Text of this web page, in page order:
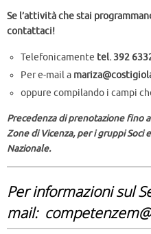
Se l’attività che stai
contattaci!
Telefonicamente tel. 392
Per e-mail a
oppure compilando i campi
Precedenza di prenotazione fino
Zone di Vicenza, per i gruppi
Nazionale.
Per informazioni sul
mail: